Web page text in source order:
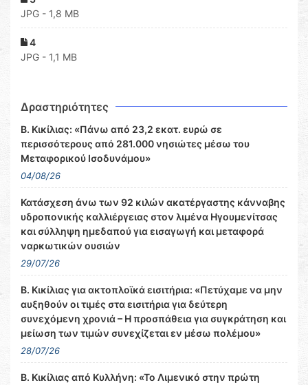
JPG - 1,8 MB
4
JPG - 1,1 MB
Δραστηριότητες
Β. Κικίλιας: «Πάνω από 23,2 εκατ. ευρώ σε
περισσότερους από 281.000 νησιώτες μέσω του
Μεταφορικού Ισοδυνάμου»
04/08/26
Κατάσχεση άνω των 92 κιλών ακατέργαστης κάνναβης
υδροπονικής καλλιέργειας στον λιμένα Ηγουμενίτσας
και σύλληψη ημεδαπού για εισαγωγή και μεταφορά
ναρκωτικών ουσιών
29/07/26
Β. Κικίλιας για ακτοπλοϊκά εισιτήρια: «Πετύχαμε να μην
αυξηθούν οι τιμές στα εισιτήρια για δεύτερη
συνεχόμενη χρονιά – Η προσπάθεια για συγκράτηση και
μείωση των τιμών συνεχίζεται εν μέσω πολέμου»
28/07/26
Β. Κικίλιας από Κυλλήνη: «Το Λιμενικό στην πρώτη